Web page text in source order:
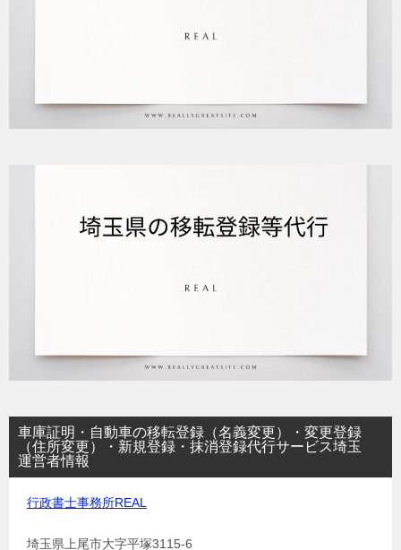
車庫証明・自動車の移転登録（名義変更）・変更登録
（住所変更）・新規登録・抹消登録代行サービス埼玉
運営者情報
行政書士事務所REAL
埼玉県上尾市大字平塚3115-6